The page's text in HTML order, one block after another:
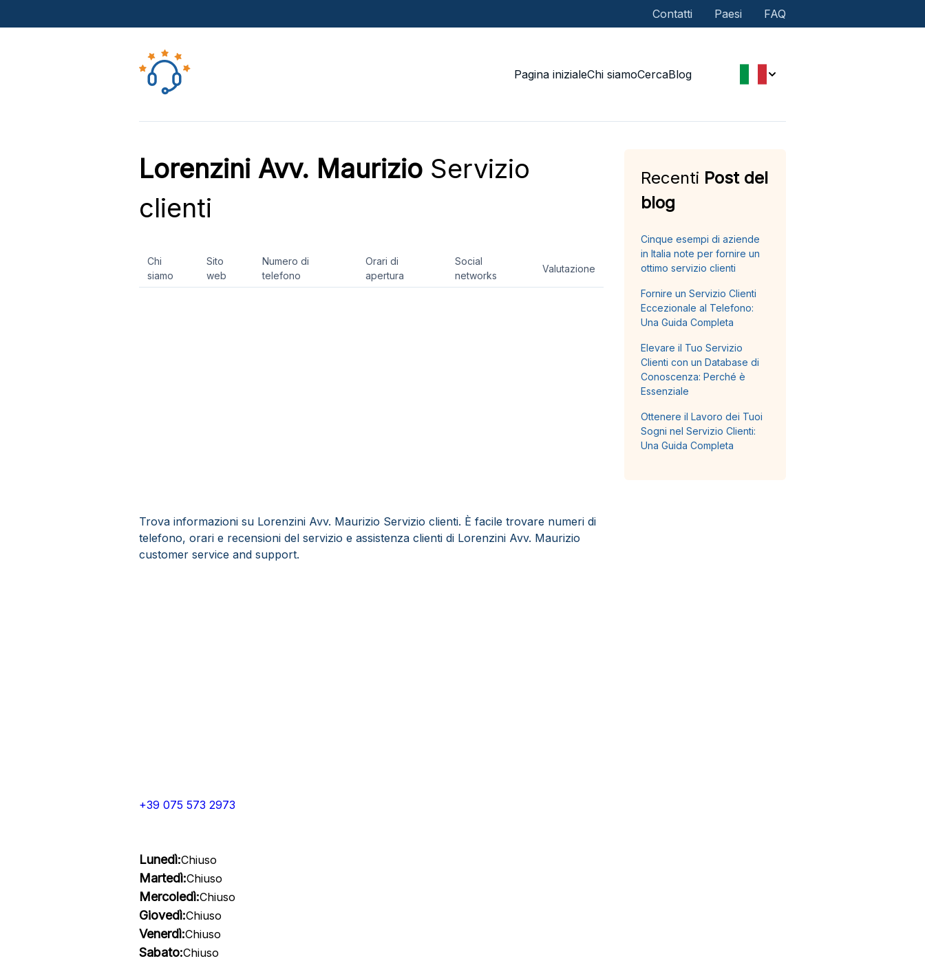
Contatti Paesi FAQ
Pagina inizialeChi siamoCercaBlog
Lorenzini Avv. MaurizioServizio
clienti
Chi
siamo
Sito
web
Numero di
telefono
Orari di
apertura
Social
networks
Valutazione
Trova informazioni su Lorenzini Avv. Maurizio Servizio clienti. È facile trovare numeri di
telefono, orari e recensioni del servizio e assistenza clienti di Lorenzini Avv. Maurizio
customer service and support.
+39 075 573 2973
Lunedì:Chiuso
Martedì:Chiuso
Mercoledì:Chiuso
Giovedì:Chiuso
Venerdì:Chiuso
Sabato:Chiuso
Recenti Post del
blog
Cinque esempi di aziende
in Italia note per fornire un
ottimo servizio clienti
Fornire un Servizio Clienti
Eccezionale al Telefono:
Una Guida Completa
Elevare il Tuo Servizio
Clienti con un Database di
Conoscenza: Perché è
Essenziale
Ottenere il Lavoro dei Tuoi
Sogni nel Servizio Clienti:
Una Guida Completa